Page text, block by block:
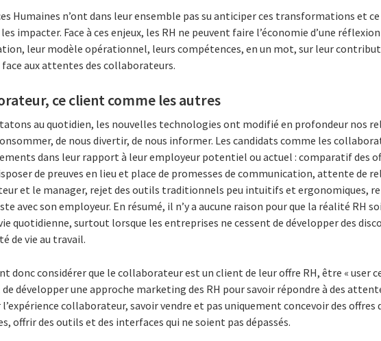
Humaines n’ont dans leur ensemble pas su anticiper ces transformations et
impacter. Face à ces enjeux, les RH ne peuvent faire l’économie d’une
leur modèle opérationnel, leurs compétences, en un mot, sur leur
aux attentes des collaborateurs.
ce client comme les autres
au quotidien, les nouvelles technologies ont modifié en profondeur nos
de nous divertir, de nous informer. Les candidats comme les
dans leur rapport à leur employeur potentiel ou actuel : comparatif des
de preuves en lieu et place de promesses de communication, attente de
et le manager, rejet des outils traditionnels peu intuitifs et ergonomiques,
avec son employeur. En résumé, il n’y a aucune raison pour que la réalité RH
quotidienne, surtout lorsque les entreprises ne cessent de développer des
de vie au travail.
donc considérer que le collaborateur est un client de leur offre RH, être « user
développer une approche marketing des RH pour savoir répondre à des
collaborateur, savoir vendre et pas uniquement concevoir des
offrir des outils et des interfaces qui ne soient pas dépassés.